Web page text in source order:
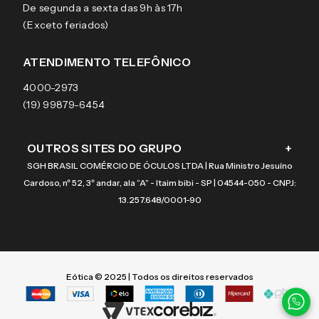
Aviso de privacidade
Termos e condições de uso
Pagamentos
Garantias
Tecnol
Arnette
Burberry
Óculos de sol
Lentes de contato
De segunda a sexta das 9h às 17h
(Exceto feriados)
ATENDIMENTO TELEFÔNICO
4000-2973
(19) 99879-6454
OUTROS SITES DO GRUPO +
SGH BRASIL COMÉRCIO DE ÓCULOS LTDA | Rua Ministro Jesuíno
Cardoso, nº 52, 3º andar, ala “A” - Itaim bibi - SP | 04544-050 - CNPJ:
13.257.648/0001-90
Eótica © 2025 | Todos os direitos reservados